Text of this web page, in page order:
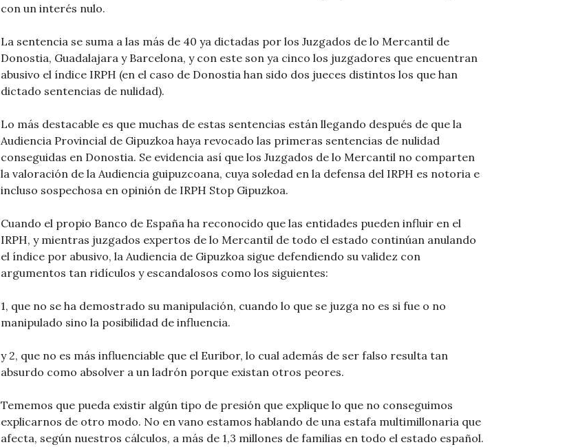
con un interés nulo.
La sentencia se suma a las más de 40 ya dictadas por los Juzgados de lo Mercantil de
Donostia, Guadalajara y Barcelona, y con este son ya cinco los juzgadores que encuentran
abusivo el índice IRPH (en el caso de Donostia han sido dos jueces distintos los que han
dictado sentencias de nulidad).
Lo más destacable es que muchas de estas sentencias están llegando después de que la
Audiencia Provincial de Gipuzkoa haya revocado las primeras sentencias de nulidad
conseguidas en Donostia. Se evidencia así que los Juzgados de lo Mercantil no comparten
la valoración de la Audiencia guipuzcoana, cuya soledad en la defensa del IRPH es notoria e
incluso sospechosa en opinión de IRPH Stop Gipuzkoa.
Cuando el propio Banco de España ha reconocido que las entidades pueden influir en el
IRPH, y mientras juzgados expertos de lo Mercantil de todo el estado continúan anulando
el índice por abusivo, la Audiencia de Gipuzkoa sigue defendiendo su validez con
argumentos tan ridículos y escandalosos como los siguientes:
1, que no se ha demostrado su manipulación, cuando lo que se juzga no es si fue o no
manipulado sino la posibilidad de influencia.
y 2, que no es más influenciable que el Euribor, lo cual además de ser falso resulta tan
absurdo como absolver a un ladrón porque existan otros peores.
Tememos que pueda existir algún tipo de presión que explique lo que no conseguimos
explicarnos de otro modo. No en vano estamos hablando de una estafa multimillonaria que
afecta, según nuestros cálculos, a más de 1,3 millones de familias en todo el estado español.